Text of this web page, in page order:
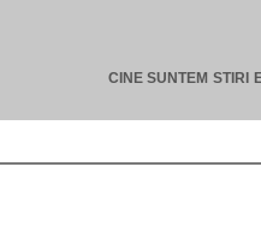
CINE SUNTEM STIRI